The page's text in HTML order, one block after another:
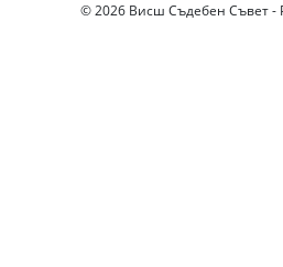
© 2026 Висш Съдебен Съвет -